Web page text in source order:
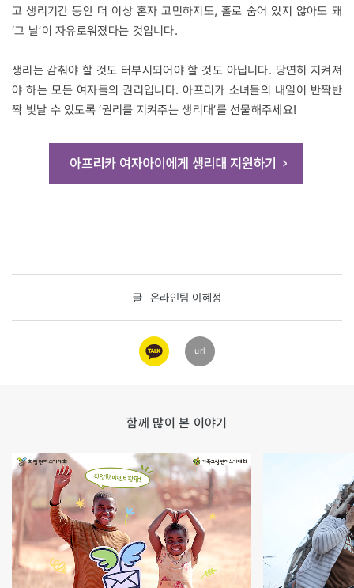
고 생리기간 동안 더 이상 혼자 고민하지도, 홀로 숨어 있지 않아도 돼
‘그 날’이 자유로워졌다는 것입니다.
생리는 감춰야 할 것도 터부시되어야 할 것도 아닙니다. 당연히 지켜져
야 하는 모든 여자들의 권리입니다. 아프리카 소녀들의 내일이 반짝반
짝 빛날 수 있도록 ‘권리를 지켜주는 생리대’를 선물해주세요!
글 온라인팀 이혜정
카카오
링크
url
함께 많이 본 이야기